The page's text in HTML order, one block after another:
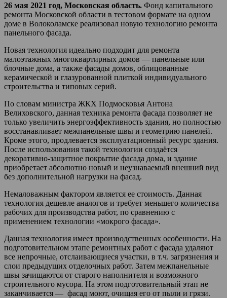
26 мая 2021 год, Московская область. Фонд капитального
ремонта Московской области в тестовом формате на одном
доме в Волоколамске реализовал новую технологию ремонта
панельного фасада.
Новая технология идеально подходит для ремонта
малоэтажных многоквартирных домов — панельные или
блочные дома, а также фасады домов, облицованные
керамической и глазурованной плиткой индивидуального
строительства и типовых серий.
По словам министра ЖКХ Подмосковья Антона
Велиховского, данная техника ремонта фасада позволяет не
только увеличить энергоэффективность здания, но полностью
восстанавливает межпанельные швы и геометрию панелей.
Кроме этого, продлевается эксплуатационный ресурс здания.
После использования такой технологии создаётся
декоративно-защитное покрытие фасада дома, и здание
приобретает абсолютно новый и неузнаваемый внешний вид
без дополнительной нагрузки на фасад.
Немаловажным фактором является ее стоимость. Данная
технология дешевле аналогов и требует меньшего количества
рабочих для производства работ, по сравнению с
применением технологии «мокрого фасада».
Данная технология имеет производственных особенности. На
подготовительном этапе ремонтных работ с фасада удаляют
все непрочные, отслаивающиеся участки, в т.ч. загрязнения и
слои предыдущих отделочных работ. Затем межпанельные
швы зачищаются от старого наполнителя и возможного
строительного мусора. На этом подготовительный этап не
заканчивается — фасад моют, очищая его от пыли и грязи.